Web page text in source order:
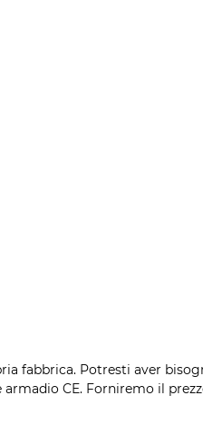
fabbrica. Potresti aver
CE. Forniremo il